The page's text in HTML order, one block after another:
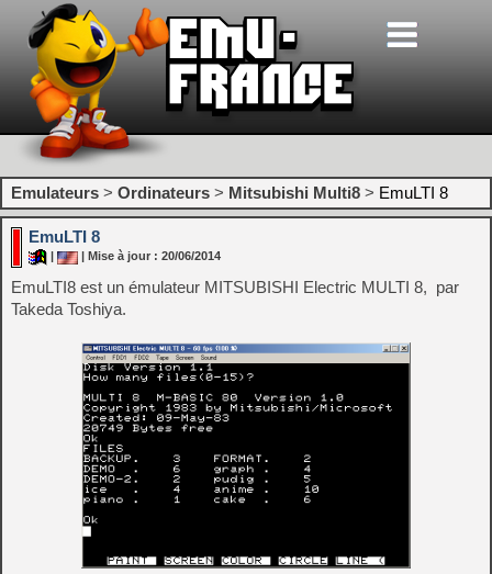
Emulateurs > Ordinateurs > Mitsubishi Multi8 > EmuLTI 8
EmuLTI 8
| Mise à jour : 20/06/2014
EmuLTI8 est un émulateur MITSUBISHI Electric MULTI 8, par
Takeda Toshiya.